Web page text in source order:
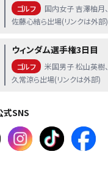
ゴルフ
国内女子 吉澤柚月、
佐藤心結ら出場(リンクは外部)
ウィンダム選手権3日目
ゴルフ
米国男子 松山英樹、
久常涼ら出場(リンクは外部)
式SNS